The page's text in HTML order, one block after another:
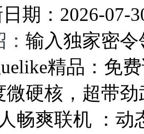
期： 2026-07-
输入独家密
精品：免
微硬核，超带
畅爽联机 ：动